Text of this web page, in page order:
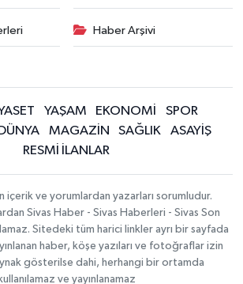
Haber Arşivi
YAŞAM EKONOMİ
SPOR
DÜNYA MAGAZİN SAĞLIK
ASAYİŞ
RESMİ İLANLAR
içerik ve yorumlardan yazarları sorumludur.
Sivas Haber - Sivas Haberleri - Sivas Son
Sitedeki tüm harici linkler ayrı bir sayfada
haber, köşe yazıları ve fotoğraflar izin
gösterilse dahi, herhangi bir ortamda
kullanılamaz ve yayınlanamaz